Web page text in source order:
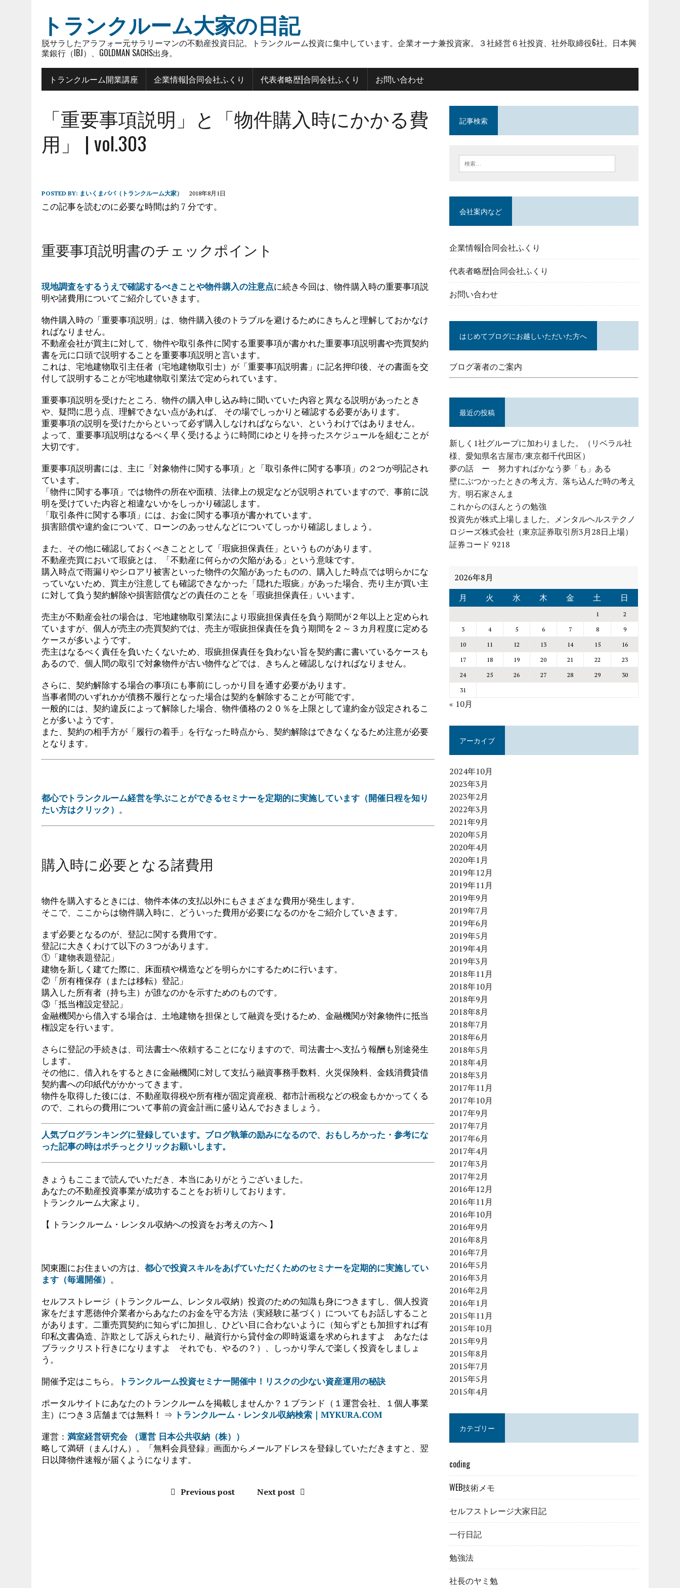
トランクルーム大家の日記
脱サラしたアラフォー元サラリーマンの不動産投資日記。トランクルーム投資に集中しています。企業オーナ兼投資家。３社経営６社投資、社外取締役6社。日本興
業銀行（IBJ）、GOLDMAN SACHS出身。
トランクルーム開業講座 企業情報|合同会社ふくり 代表者略歴|合同会社ふくり お問い合わせ
「重要事項説明」と「物件購入時にかかる費
用」 | vol.303
POSTED BY: まいくまパパ（トランクルーム大家） 2018年8月1日
この記事を読むのに必要な時間は約 7 分です。
重要事項説明書のチェックポイント
現地調査をするうえで確認するべきことや物件購入の注意点に続き今回は、物件購入時の重要事項説
明や諸費用についてご紹介していきます。
物件購入時の「重要事項説明」は、物件購入後のトラブルを避けるためにきちんと理解しておかなけ
ればなりません。
不動産会社が買主に対して、物件や取引条件に関する重要事項が書かれた重要事項説明書や売買契約
書を元に口頭で説明することを重要事項説明と言います。
これは、宅地建物取引主任者（宅地建物取引士）が「重要事項説明書」に記名押印後、その書面を交
付して説明することが宅地建物取引業法で定められています。
重要事項説明を受けたところ、物件の購入申し込み時に聞いていた内容と異なる説明があったとき
や、疑問に思う点、理解できない点があれば、 その場でしっかりと確認する必要があります。
重要事項の説明を受けたからといって必ず購入しなければならない、というわけではありません。
よって、重要事項説明はなるべく早く受けるように時間にゆとりを持ったスケジュールを組むことが
大切です。
重要事項説明書には、主に「対象物件に関する事項」と「取引条件に関する事項」の２つが明記され
ています。
「物件に関する事項」では物件の所在や面積、法律上の規定などが説明されていますので、事前に説
明を受けていた内容と相違ないかをしっかり確認します。
「取引条件に関する事項」には、お金に関する事項が書かれています。
損害賠償や違約金について、ローンのあっせんなどについてしっかり確認しましょう。
また、その他に確認しておくべきこととして「瑕疵担保責任」というものがあります。
不動産売買において瑕疵とは、「不動産に何らかの欠陥がある」という意味です。
購入時点で雨漏りやシロアリ被害といった物件の欠陥があったものの、購入した時点では明らかにな
っていないため、買主が注意しても確認できなかった「隠れた瑕疵」があった場合、売り主が買い主
に対して負う契約解除や損害賠償などの責任のことを「瑕疵担保責任」いいます。
売主が不動産会社の場合は、宅地建物取引業法により瑕疵担保責任を負う期間が２年以上と定められ
ていますが、個人が売主の売買契約では、売主が瑕疵担保責任を負う期間を２～３カ月程度に定める
ケースが多いようです。
売主はなるべく責任を負いたくないため、瑕疵担保責任を負わない旨を契約書に書いているケースも
あるので、個人間の取引で対象物件が古い物件などでは、きちんと確認しなければなりません。
さらに、契約解除する場合の事項にも事前にしっかり目を通す必要があります。
当事者間のいずれかが債務不履行となった場合は契約を解除することが可能です。
一般的には、契約違反によって解除した場合、物件価格の２０％を上限として違約金が設定されるこ
とが多いようです。
また、契約の相手方が「履行の着手」を行なった時点から、契約解除はできなくなるため注意が必要
となります。
都心でトランクルーム経営を学ぶことができるセミナーを定期的に実施しています（開催日程を知り
たい方はクリック） 。
購入時に必要となる諸費用
物件を購入するときには、物件本体の支払以外にもさまざまな費用が発生します。
そこで、ここからは物件購入時に、どういった費用が必要になるのかをご紹介していきます。
まず必要となるのが、登記に関する費用です。
登記に大きくわけて以下の３つがあります。
①「建物表題登記」
建物を新しく建てた際に、床面積や構造などを明らかにするために行います。
②「所有権保存（または移転）登記」
購入した所有者（持ち主）が誰なのかを示すためのものです。
③「抵当権設定登記」
金融機関から借入する場合は、土地建物を担保として融資を受けるため、金融機関が対象物件に抵当
権設定を行います。
さらに登記の手続きは、司法書士へ依頼することになりますので、司法書士へ支払う報酬も別途発生
します。
その他に、借入れをするときに金融機関に対して支払う融資事務手数料、火災保険料、金銭消費貸借
契約書への印紙代がかかってきます。
物件を取得した後には、不動産取得税や所有権が固定資産税、都市計画税などの税金もかかってくる
ので、これらの費用について事前の資金計画に盛り込んでおきましょう。
人気ブログランキングに登録しています。ブログ執筆の励みになるので、おもしろかった・参考にな
った記事の時はポチっとクリックお願いします。
きょうもここまで読んでいただき、本当にありがとうございました。
あなたの不動産投資事業が成功することをお祈りしております。
トランクルーム大家より。
【 トランクルーム・レンタル収納への投資をお考えの方へ 】
関東圏にお住まいの方は、 都心で投資スキルをあげていただくためのセミナーを定期的に実施してい
ます（毎週開催） 。
セルフストレージ（トランクルーム、レンタル収納）投資のための知識も身につきますし、個人投資
家をだます悪徳仲介業者からあなたのお金を守る方法（実経験に基づく）についてもお話しすること
があります。二重売買契約に知らずに加担し、ひどい目に合わないように（知らずとも加担すれば有
印私文書偽造、詐欺として訴えられたり、融資行から貸付金の即時返還を求められますよ あなたは
ブラックリスト行きになりますよ それでも、やるの？）、しっかり学んで楽しく投資をしましょ
う。
開催予定はこちら。
トランクルーム投資セミナー開催中！リスクの少ない資産運用の秘訣
ポータルサイトにあなたのトランクルームを掲載しませんか？１ブランド（１運営会社、１個人事業
主）につき３店舗までは無料！ ⇒ トランクルーム・レンタル収納検索｜MYKURA.COM
運営： 満室経営研究会 （運営 日本公共収納（株））
略して満研（まんけん）。「無料会員登録」画面からメールアドレスを登録していただきますと、翌
日以降物件速報が届くようになります。
Previous post Next post
記事検索
会社案内など
企業情報|合同会社ふくり
代表者略歴|合同会社ふくり
お問い合わせ
はじめてブログにお越しいただいた方へ
ブログ著者のご案内
最近の投稿
新しく1社グループに加わりました。（リベラル社
様、愛知県名古屋市/東京都千代田区）
夢の話 ー 努力すればかなう夢「も」ある
壁にぶつかったときの考え方。落ち込んだ時の考え
方。明石家さんま
これからのほんとうの勉強
投資先が株式上場しました。メンタルヘルステクノ
ロジーズ株式会社（東京証券取引所3月28日上場）
証券コード 9218
2026年8月
月
火 水 木 金 土 日
1
2
3
4 5 6 7 8
9
10
11 12 13 14 15
16
17
18 19 20 21 22
23
24
25 26 27 28 29
30
31
« 10月
アーカイブ
2024年10月
2023年3月
2023年2月
2022年3月
2021年9月
2020年5月
2020年4月
2020年1月
2019年12月
2019年11月
2019年9月
2019年7月
2019年6月
2019年5月
2019年4月
2019年3月
2018年11月
2018年10月
2018年9月
2018年8月
2018年7月
2018年6月
2018年5月
2018年4月
2018年3月
2017年11月
2017年10月
2017年9月
2017年7月
2017年6月
2017年4月
2017年3月
2017年2月
2016年12月
2016年11月
2016年10月
2016年9月
2016年8月
2016年7月
2016年5月
2016年3月
2016年2月
2016年1月
2015年11月
2015年10月
2015年9月
2015年8月
2015年7月
2015年5月
2015年4月
カテゴリー
coding
WEB技術メモ
セルフストレージ大家日記
一行日記
勉強法
社長のヤミ勉